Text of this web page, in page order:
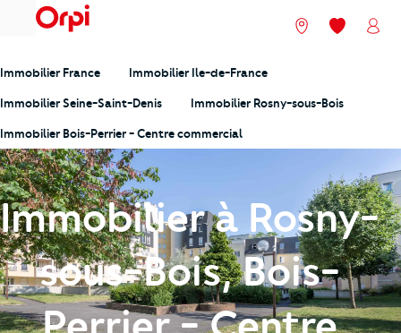
menu Nos agences
Mes
Immobilier France Immobilier Ile-de-France
Immobilier Seine-Saint-Denis Immobilier Rosny-sous-Bois
Immobilier Bois-Perrier - Centre commercial
Immobilier à Rosny-
sous-Bois, Bois-